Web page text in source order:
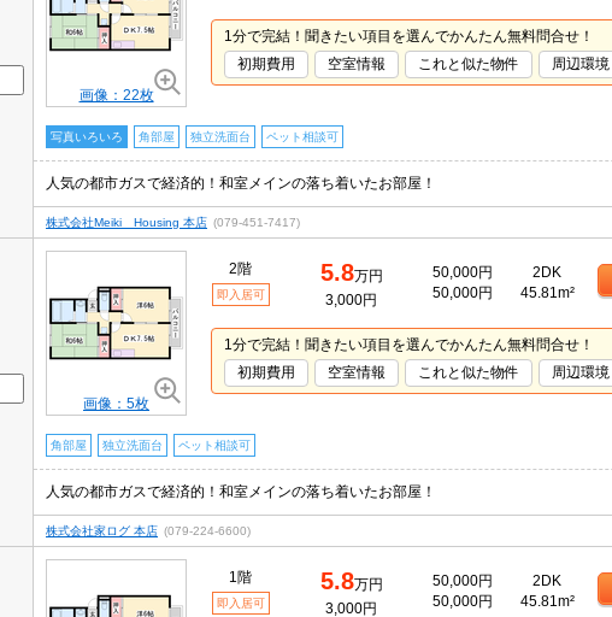
画像：22枚
1分で完結！聞きたい項目を選んでかんたん無料問合せ！
初期費用
空室情報 これと似た物件 周辺環境
写真いろいろ 角部屋 独立洗面台 ペット相談可
人気の都市ガスで経済的！和室メインの落ち着いたお部屋！
株式会社Meiki Housing 本店 (079-451-7417)
画像：5枚
2階
即入居可
5.8万円
3,000円
50,000円
50,000円
2DK
45.81m²
1分で完結！聞きたい項目を選んでかんたん無料問合せ！
初期費用
空室情報 これと似た物件 周辺環境
角部屋 独立洗面台 ペット相談可
人気の都市ガスで経済的！和室メインの落ち着いたお部屋！
株式会社家ログ 本店 (079-224-6600)
1階
即入居可
5.8万円
3,000円
50,000円
50,000円
2DK
45.81m²